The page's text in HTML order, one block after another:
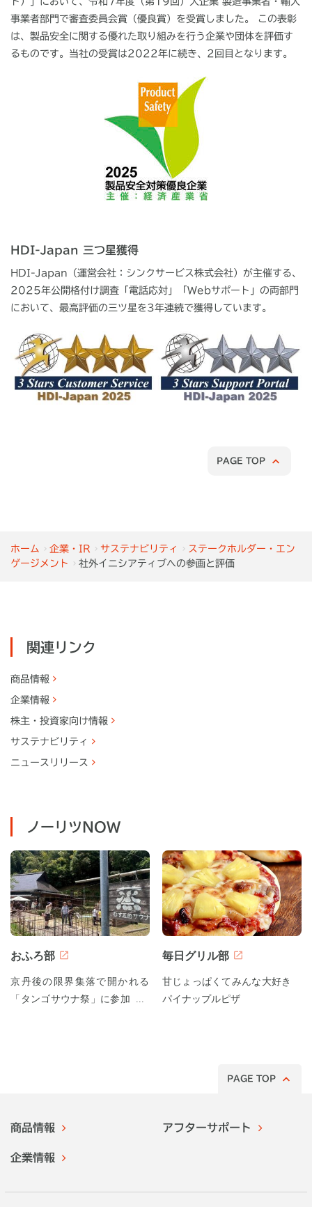
ホーム 企業・IR サステナビリティ
ステークホルダー・エン
ゲージメント
社外イニシアティブへの参画と評価
事業者部門で審査委員会賞（優良賞）を受賞しました。 この表彰
は、製品安全に関する優れた取り組みを行う企業や団体を評価す
るものです。当社の受賞は2022年に続き、2回目となります。
HDI-Japan 三つ星獲得
HDI-Japan（運営会社：シンクサービス株式会社）が主催する、
2025年公開格付け調査「電話応対」「Webサポート」の両部門
において、最高評価の三ツ星を3年連続で獲得しています。
PAGE TOP
関連リンク
商品情報
企業情報
株主・ 投資家向け情報
サステナビリティ
ニュースリリース
ノーリツNOW
おふろ部
京丹後の限界集落で開かれる
「タンゴサウナ祭」に参加して
毎日グリル部
甘じょっぱくてみんな大好き
パイナップルピザ
PAGE TOP
商品情報 アフターサポート
企業情報